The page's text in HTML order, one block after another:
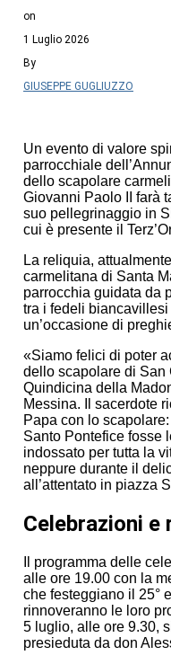
on
1 Luglio 2026
By
GIUSEPPE GUGLIUZZO
Un evento di valore
parrocchiale
dello scapolare
Giovanni Paolo II farà
suo pellegrinaggio in
cui è presente il
La reliquia,
carmelitana di Santa
parrocchia guidata da
tra i fedeli
un’occasione di
«Siamo felici di poter
dello scapolare di San
Quindicina della
Messina. Il sacerdote
Papa con lo
Santo Pontefice fosse
indossato per tutta la
neppure durante il
all’attentato in piazza
Celebrazioni
Il programma delle
alle ore 19.00 con la
che festeggiano il 25°
rinnoveranno le loro
5 luglio, alle ore 9.30,
presieduta da don